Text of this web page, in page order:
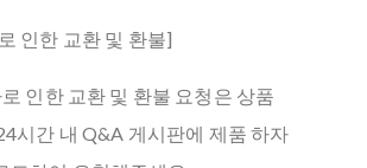
인한 교환 및 환불]
인한 교환 및 환불 요청은 상품
시간 내 Q&A 게시판에 제품 하자